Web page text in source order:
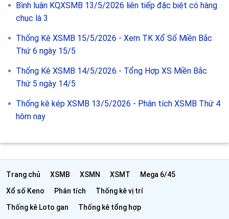
Bình luận KQXSMB 13/5/2026 liên tiếp đặc biệt có hàng
chục là 3
Thống Kê XSMB 15/5/2026 - Xem TK Xổ Số Miền Bắc
Thứ 6 ngày 15/5
Thống Kê XSMB 14/5/2026 - Tổng Hợp XS Miền Bắc
Thứ 5 ngày 14/5
Thống kê kép XSMB 13/5/2026 - Phân tích XSMB Thứ 4
hôm nay
Trang chủ XSMB XSMN XSMT
Mega 6/45
Xổ số Keno
Phân tích
Thống kê vị trí
Thống kê Loto gan
Thống kê tổng hợp